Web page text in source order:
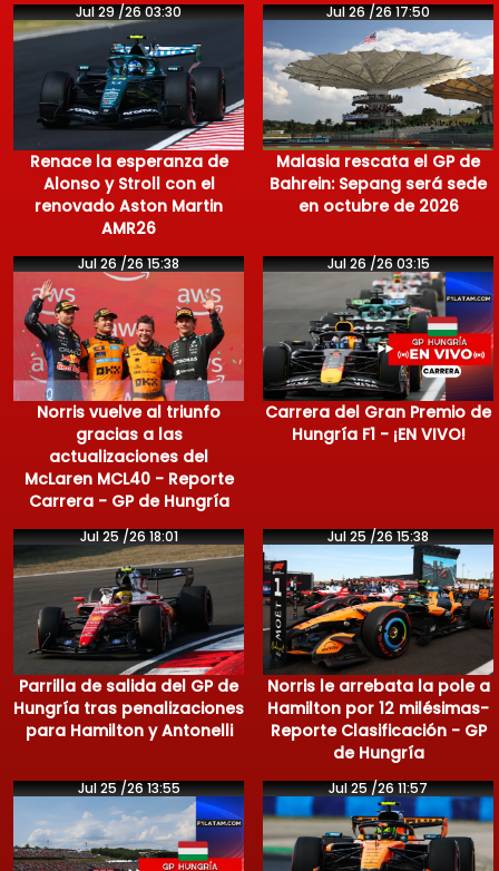
Jul 29 /26 03:30
Renace la esperanza de
Alonso y Stroll con el
renovado Aston Martin
AMR26
Jul 26 /26 17:50
Malasia rescata el GP de
Bahrein: Sepang será sede
en octubre de 2026
Jul 26 /26 15:38
Norris vuelve al triunfo
gracias a las
actualizaciones del
McLaren MCL40 - Reporte
Carrera - GP de Hungría
Jul 26 /26 03:15
Carrera del Gran Premio de
Hungría F1 - ¡EN VIVO!
Jul 25 /26 18:01
Parrilla de salida del GP de
Hungría tras penalizaciones
para Hamilton y Antonelli
Jul 25 /26 15:38
Norris le arrebata la pole a
Hamilton por 12 milésimas-
Reporte Clasificación - GP
de Hungría
Jul 25 /26 13:55 Jul 25 /26 11:57